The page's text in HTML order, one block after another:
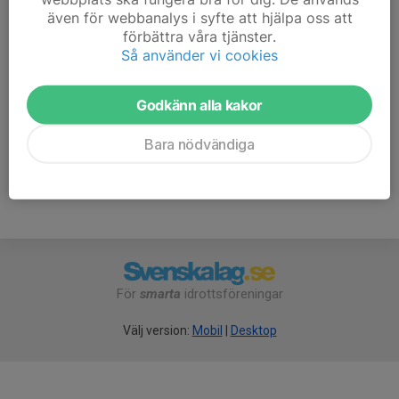
Finspong
29/8 Almunge-Länna
20/9 Roslagsbro-Vätö
10/10 Trosa
För smarta idrottsföreningar
Välj version: Mobil Desktop
även för webbanalys i syfte att hjälpa oss att
förbättra våra tjänster.
Så använder vi cookies
Godkänn alla kakor
Bara nödvändiga